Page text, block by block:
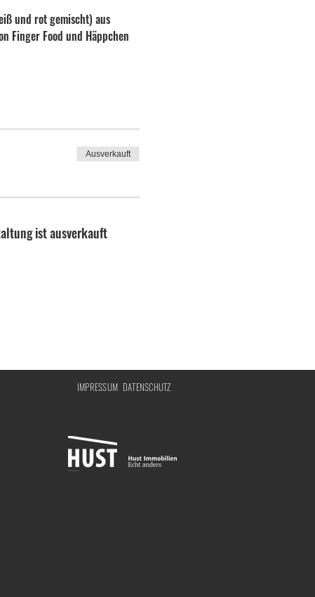
und rot gemischt) aus
Finger Food und Häppchen
Ausverkauft
ist ausverkauft
IMPRESSUM DATENSCHUTZ